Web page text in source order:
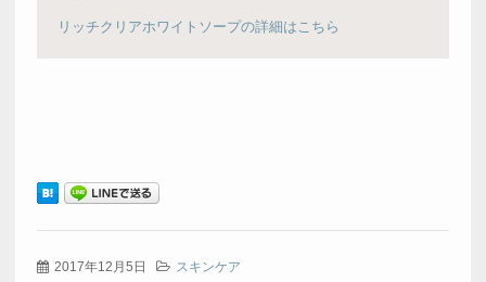
リッチクリアホワイトソープの詳細はこちら
2017年12月5日
スキンケア